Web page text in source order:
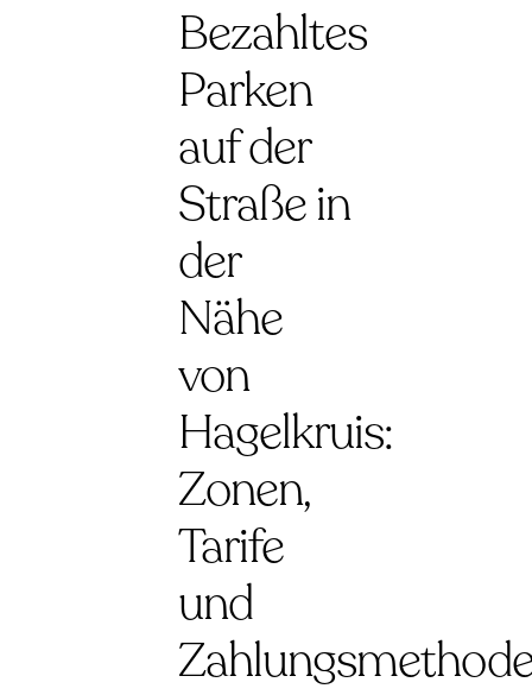
Bezahltes
Parken
auf der
Straße in
der
Nähe
von
Hagelkruis:
Zonen,
Tarife
und